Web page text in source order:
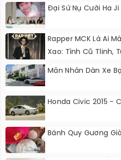
Đại Sứ Nụ Cười Ha
Rapper MCK Là Ai
Xao: Tình Cũ Tlinh,
Thái Độ Với Trường
Mãn Nhãn Dàn Xe
Honda Civic 2015 -
Bánh Quy Gương